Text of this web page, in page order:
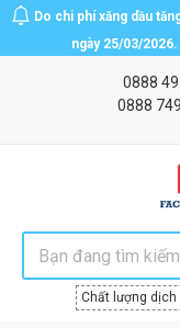
Do chi phí xăng dầu
ngày 25/03/
0888
0888
Chất lượng dịch